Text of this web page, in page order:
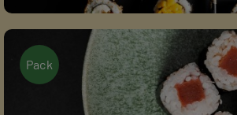
Pack